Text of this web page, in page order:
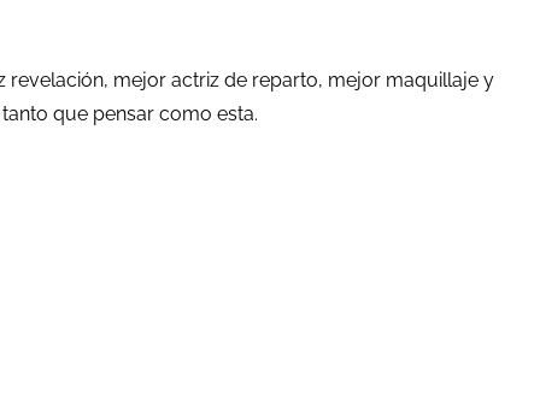
revelación, mejor actriz de reparto, mejor maquillaje y
que pensar como esta.